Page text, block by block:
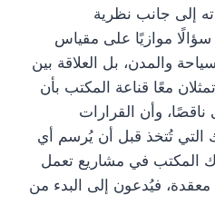
إلى جانب نظرية
سؤالًا موازيًا على مقياس
والمدن، بل العلاقة بين
معًا قناعة المكتب بأن
وأن القرارات
التي تُتخذ قبل أن يُرسم أي
المكتب في مشاريع تعمل
فيُدعون إلى البدء من